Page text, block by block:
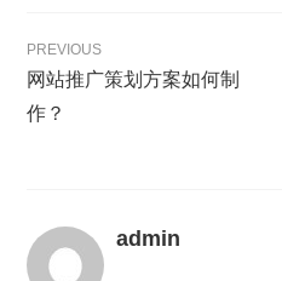
PREVIOUS
网站推广策划方案如何制
作？
admin